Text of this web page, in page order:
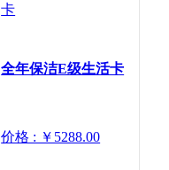
全年保洁E级生活卡
价格 : ￥5288.00